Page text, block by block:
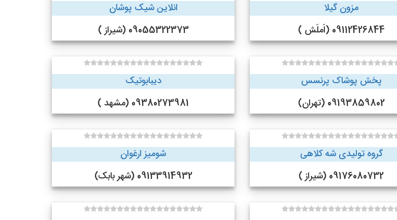
مزون گیلا
09112426844 (اَملَش )
انلاین شیک پوشان
09055322373 (شیراز )
پخش پوشاک پرنسس
09193859802 (تهران)
دیبابوتیک
09380273981 (مشهد )
گروه تولیدی شه کلاهی
09176080732 (شیراز )
شومیز ارغوان
09133914932 (شهر بابک)